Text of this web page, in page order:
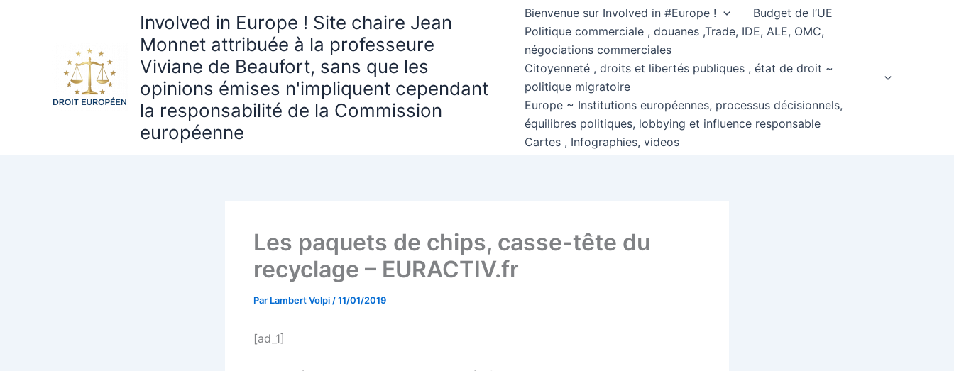
Involved in Europe ! Site chaire Jean
Monnet attribuée à la professeure
Viviane de Beaufort, sans que les
opinions émises n'impliquent cependant
la responsabilité de la Commission
européenne
Bienvenue sur Involved in #Europe !
Budget de l’UE
Politique commerciale , douanes ,Trade, IDE, ALE, OMC,
négociations commerciales
Citoyenneté , droits et libertés publiques , état de droit ~
politique migratoire
Europe ~ Institutions européennes, processus décisionnels,
équilibres politiques, lobbying et influence responsable
Cartes , Infographies, videos
Les paquets de chips, casse-tête du
recyclage – EURACTIV.fr
Par Lambert Volpi /11/01/2019
[ad_1]